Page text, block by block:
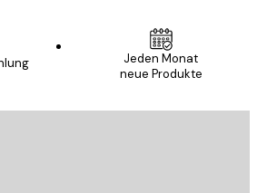
Jeden Monat
neue Produkte